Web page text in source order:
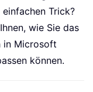
Trick?
wie Sie das
in Microsoft
können.